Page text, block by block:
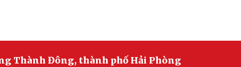
Thành Đông, thành phố Hải Phòng